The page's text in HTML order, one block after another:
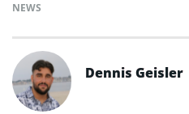
NEWS
Dennis Geisler